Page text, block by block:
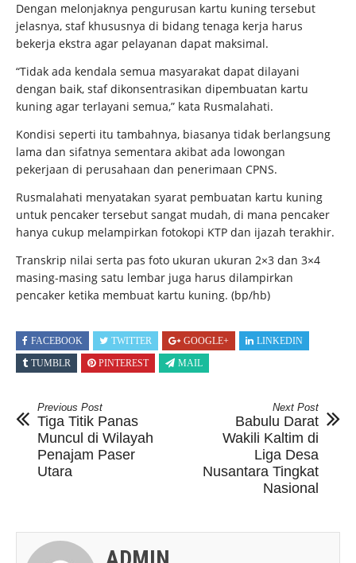
Dengan melonjaknya pengurusan kartu kuning tersebut
jelasnya, staf khususnya di bidang tenaga kerja harus
bekerja ekstra agar pelayanan dapat maksimal.
“Tidak ada kendala semua masyarakat dapat dilayani
dengan baik, staf dikonsentrasikan dipembuatan kartu
kuning agar terlayani semua,” kata Rusmalahati.
Kondisi seperti itu tambahnya, biasanya tidak berlangsung
lama dan sifatnya sementara akibat ada lowongan
pekerjaan di perusahaan dan penerimaan CPNS.
Rusmalahati menyatakan syarat pembuatan kartu kuning
untuk pencaker tersebut sangat mudah, di mana pencaker
hanya cukup melampirkan fotokopi KTP dan ijazah terakhir.
Transkrip nilai serta pas foto ukuran ukuran 2×3 dan 3×4
masing-masing satu lembar juga harus dilampirkan
pencaker ketika membuat kartu kuning. (bp/hb)
FACEBOOK TWITTER GOOGLE+
LINKEDIN
TUMBLR
PINTEREST MAIL
Previous Post
Tiga Titik Panas
Muncul di Wilayah
Penajam Paser
Utara
Next Post
Babulu Darat
Wakili Kaltim di
Liga Desa
Nusantara Tingkat
Nasional